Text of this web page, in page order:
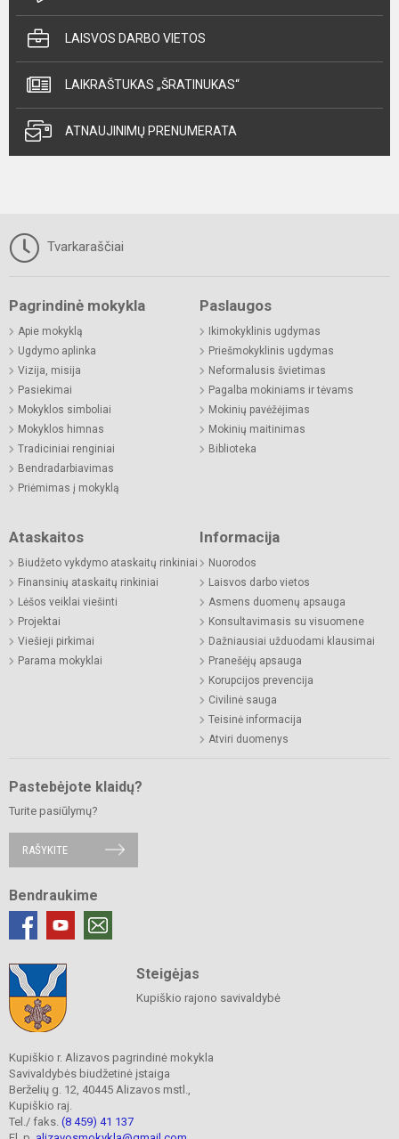
LAISVOS DARBO VIETOS
LAIKRAŠTUKAS „ŠRATINUKAS“
ATNAUJINIMŲ PRENUMERATA
Tvarkaraščiai
Pagrindinė mokykla
Apie mokyklą
Ugdymo aplinka
Vizija, misija
Pasiekimai
Mokyklos simboliai
Mokyklos himnas
Tradiciniai renginiai
Bendradarbiavimas
Priėmimas į mokyklą
Paslaugos
Ikimokyklinis ugdymas
Priešmokyklinis ugdymas
Neformalusis švietimas
Pagalba mokiniams ir tėvams
Mokinių pavėžėjimas
Mokinių maitinimas
Biblioteka
Ataskaitos
Biudžeto vykdymo ataskaitų rinkiniai
Finansinių ataskaitų rinkiniai
Lėšos veiklai viešinti
Projektai
Viešieji pirkimai
Parama mokyklai
Informacija
Nuorodos
Laisvos darbo vietos
Asmens duomenų apsauga
Konsultavimasis su visuomene
Dažniausiai užduodami klausimai
Pranešėjų apsauga
Korupcijos prevencija
Civilinė sauga
Teisinė informacija
Atviri duomenys
Pastebėjote klaidų?
Turite pasiūlymų?
RAŠYKITE
Bendraukime
Steigėjas
Kupiškio rajono savivaldybė
Kupiškio r. Alizavos pagrindinė mokykla
Savivaldybės biudžetinė įstaiga
Berželių g. 12, 40445 Alizavos mstl.,
Kupiškio raj.
Tel./ faks. (8 459) 41 137